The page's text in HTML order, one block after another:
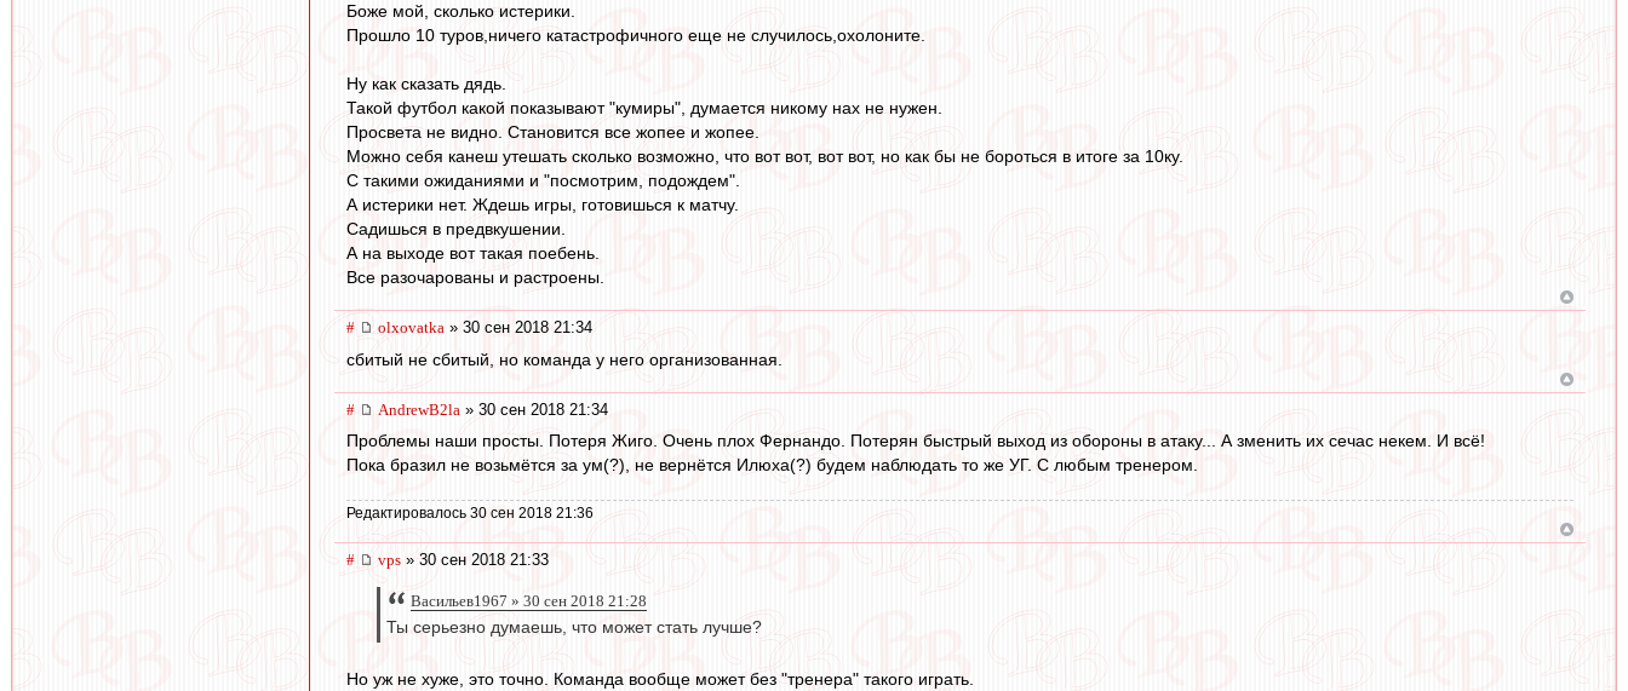
Боже мой, сколько истерики.
Прошло 10 туров,ничего катастрофичного еще не случилось,охолоните.
Ну как сказать дядь.
Такой футбол какой показывают "кумиры", думается никому нах не нужен.
Просвета не видно. Становится все жопее и жопее.
Можно себя канеш утешать сколько возможно, что вот вот, вот вот, но как бы не бороться в итоге за 10ку.
С такими ожиданиями и "посмотрим, подождем".
А истерики нет. Ждешь игры, готовишься к матчу.
Садишься в предвкушении.
А на выходе вот такая поебень.
Все разочарованы и растроены.
# olxovatka » 30 сен 2018 21:34
сбитый не сбитый, но команда у него организованная.
# AndrewB2la » 30 сен 2018 21:34
Проблемы наши просты. Потеря Жиго. Очень плох Фернандо. Потерян быстрый выход из обороны в атаку... А зменить их сечас некем. И всё!
Пока бразил не возьмётся за ум(?), не вернётся Илюха(?) будем наблюдать то же УГ. С любым тренером.
Редактировалось 30 сен 2018 21:36
# vps » 30 сен 2018 21:33
Васильев1967 » 30 сен 2018 21:28
Ты серьезно думаешь, что может стать лучше?
Но уж не хуже, это точно. Команда вообще может без "тренера" такого играть.